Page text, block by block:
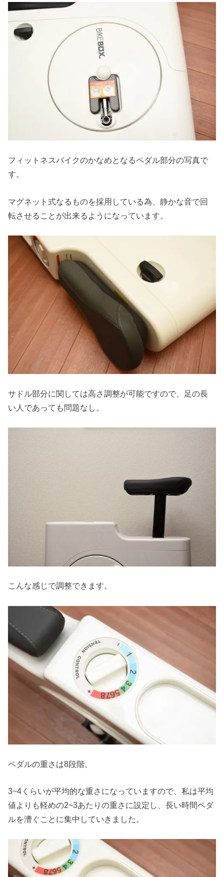
フィットネスバイクのかなめとなるペダル部分の写真で
す。
マグネット式なるものを採用している為、静かな音で回
転させることが出来るようになっています。
サドル部分に関しては高さ調整が可能ですので、足の長
い人であっても問題なし。
こんな感じで調整できます。
ペダルの重さは8段階。
3~4くらいが平均的な重さになっていますので、私は平均
値よりも軽めの2~3あたりの重さに設定し、長い時間ペダ
ルを漕ぐことに集中していきました。